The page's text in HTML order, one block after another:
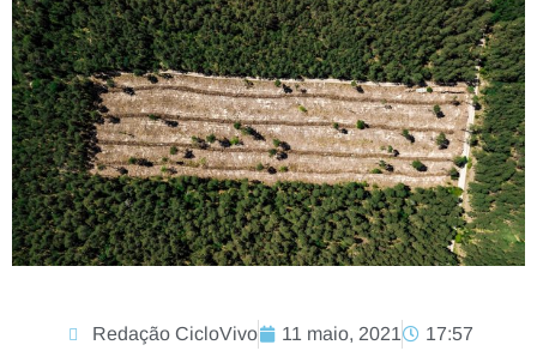
Redação CicloVivo 11 maio, 2021 17:57